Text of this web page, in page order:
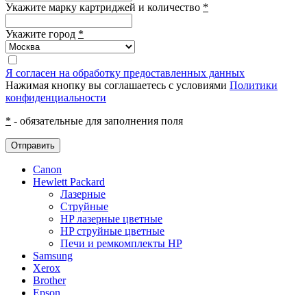
Укажите марку картриджей и количество *
Укажите город *
Я согласен на обработку предоставленных данных
Нажимая кнопку вы соглашаетесь с условиями Политики
конфиденциальности
* - обязательные для заполнения поля
Отправить
Canon
Hewlett Packard
Лазерные
Струйные
HP лазерные цветные
HP струйные цветные
Печи и ремкомплекты HP
Samsung
Xerox
Brother
Epson